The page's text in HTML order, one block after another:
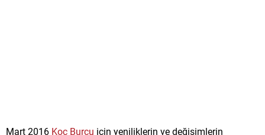
Mart 2016 Koç Burcu için yeniliklerin ve değişimlerin